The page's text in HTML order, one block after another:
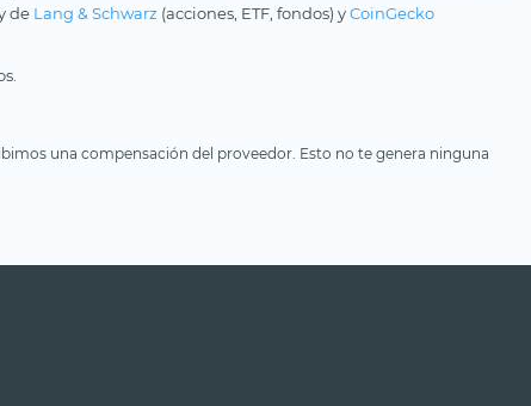
de Lang & Schwarz (acciones, ETF, fondos) yCoinGecko
una compensación del proveedor. Esto no te genera ninguna